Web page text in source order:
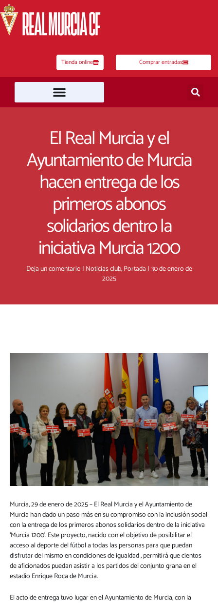
al
contenido
Tienda online Comprar entradas
El Real Murcia y el
Ayuntamiento de Murcia
hacen entrega de los
primeros abonos
solidarios dentro la
iniciativa Murcia 1200
Deja un comentario | Noticias club,Portada |30 de enero de
2025
Murcia, 29 de enero de 2025 – El Real Murcia y el Ayuntamiento de
Murcia han dado un paso más en su compromiso con la inclusión social
con la entrega de los primeros abonos solidarios dentro de la iniciativa
‘Murcia 1200’. Este proyecto, nacido con el objetivo de posibilitar el
acceso al deporte del fútbol a todas las personas para que puedan
disfrutar del mismo en condiciones de igualdad , permitirá que cientos
de aficionados puedan asistir a los partidos del conjunto grana en el
estadio Enrique Roca de Murcia.
El acto de entrega tuvo lugar en el Ayuntamiento de Murcia, con la